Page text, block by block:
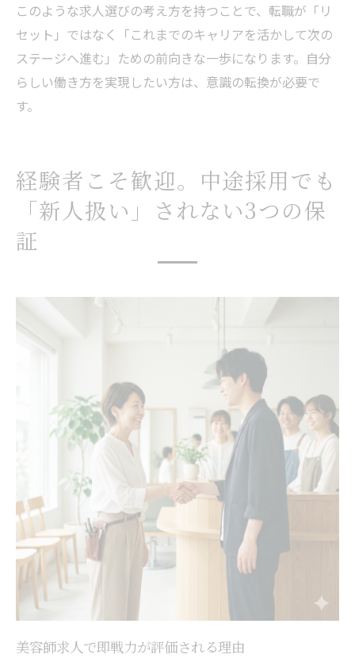
このような求人選びの考え方を持つことで、転職が「リ
セット」ではなく「これまでのキャリアを活かして次の
ステージへ進む」ための前向きな一歩になります。自分
らしい働き方を実現したい方は、意識の転換が必要で
す。
経験者こそ歓迎。中途採用でも
「新人扱い」されない3つの保
証
美容師求人で即戦力が評価される理由